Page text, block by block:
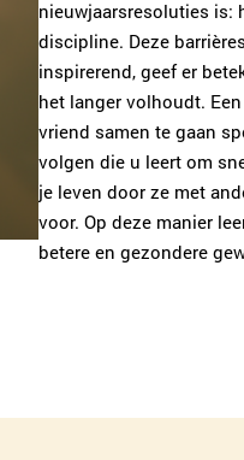
nieuwjaarsresoluties is:
discipline. Deze
inspirerend, geef er
het langer volhoudt.
vriend samen te gaan
volgen die u leert om
je leven door ze met
voor. Op deze manier
betere en gezondere